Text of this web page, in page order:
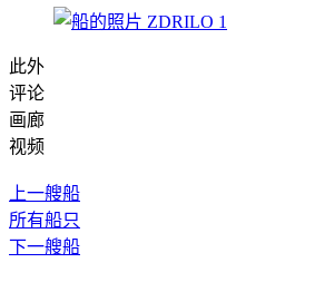
此外
评论
画廊
视频
上一艘船
所有船只
下一艘船